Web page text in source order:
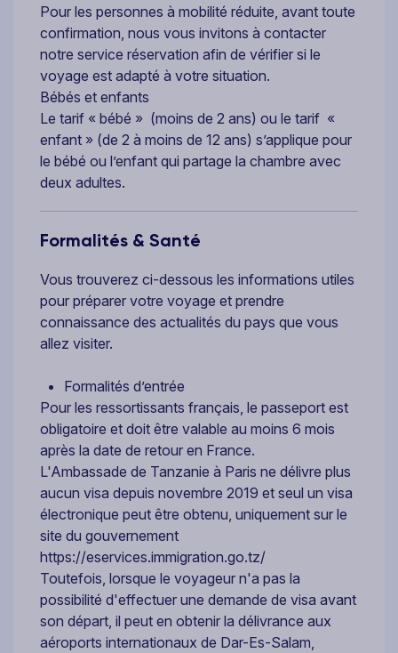
Pour les personnes à mobilité réduite, avant toute
confirmation, nous vous invitons à contacter
notre service réservation afin de vérifier si le
voyage est adapté à votre situation.
Bébés et enfants
Le tarif « bébé » (moins de 2 ans) ou le tarif «
enfant » (de 2 à moins de 12 ans) s’applique pour
le bébé ou l’enfant qui partage la chambre avec
deux adultes.
Formalités & Santé
Vous trouverez ci-dessous les informations utiles
pour préparer votre voyage et prendre
connaissance des actualités du pays que vous
allez visiter.
Formalités d’entrée
Pour les ressortissants français, le passeport est
obligatoire et doit être valable au moins 6 mois
après la date de retour en France.
L'Ambassade de Tanzanie à Paris ne délivre plus
aucun visa depuis novembre 2019 et seul un visa
électronique peut être obtenu, uniquement sur le
site du gouvernement
https://eservices.immigration.go.tz/
Toutefois, lorsque le voyageur n'a pas la
possibilité d'effectuer une demande de visa avant
son départ, il peut en obtenir la délivrance aux
aéroports internationaux de Dar-Es-Salam,